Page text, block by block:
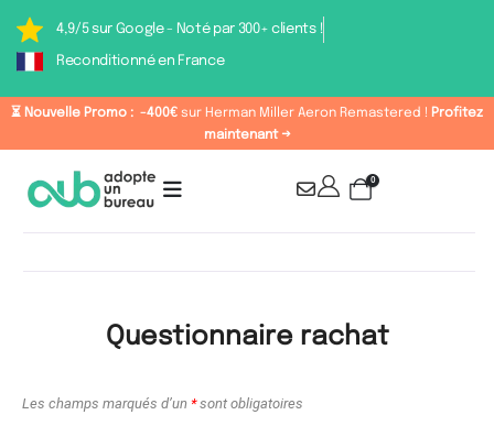
4,9/5 sur Google - Noté par 300+ clients !
Reconditionné en France
⏳ Nouvelle Promo : -400€ sur Herman Miller Aeron Remastered ! Profitez
maintenant →
0
Questionnaire rachat
Les champs marqués d’un *sont obligatoires